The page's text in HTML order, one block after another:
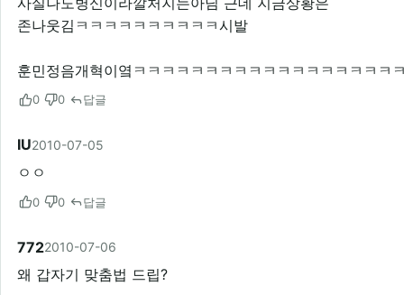
존나웃김ㅋㅋㅋㅋㅋㅋㅋㅋㅋㅋ시발
훈민정음개혁이옄ㅋㅋㅋㅋㅋㅋㅋㅋㅋㅋㅋㅋㅋㅋㅋㅋㅋㅋ
0 0 답글
IU2010-07-05
ㅇㅇ
0 0 답글
7722010-07-06
왜 갑자기 맞춤법 드립?